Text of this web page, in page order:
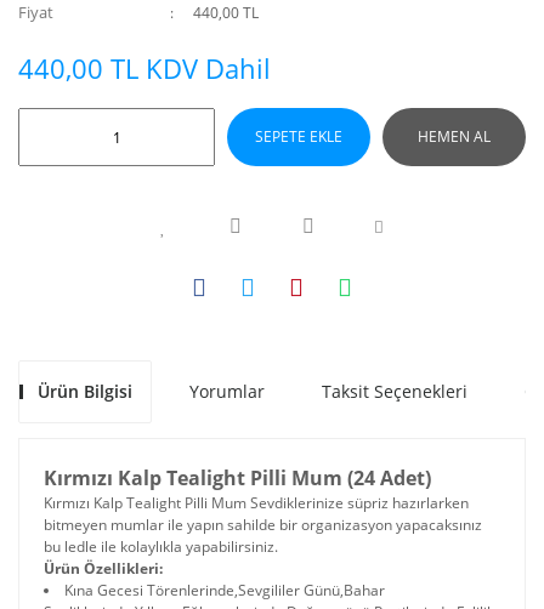
Fiyat 440,00 TL
440,00 TL KDV Dahil
SEPETE EKLE HEMEN AL
Ürün Bilgisi Yorumlar Taksit Seçenekleri
Kırmızı Kalp Tealight Pilli Mum (24 Adet)
Kırmızı Kalp Tealight Pilli Mum Sevdiklerinize süpriz hazırlarken
bitmeyen mumlar ile yapın sahilde bir organizasyon yapacaksınız
bu ledle ile kolaylıkla yapabilirsiniz.
Ürün Özellikleri:
Kına Gecesi Törenlerinde,Sevgililer Günü,Bahar